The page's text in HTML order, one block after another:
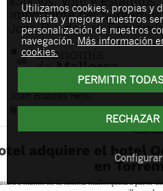
importante del
Joan Buades en
JoanBuades Feliu
8 de abril de 2026
Utilizamos cookies, propias y
su visita y mejorar nuestros
personalización de nuestros
navegación. Más información
cookies.
PERMITIR